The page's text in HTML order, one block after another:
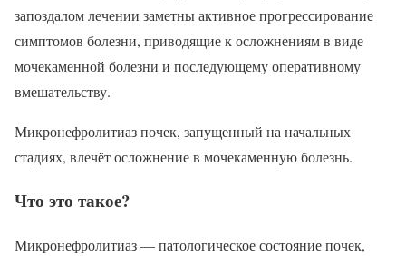
запоздалом лечении заметны активное прогрессирование
симптомов болезни, приводящие к осложнениям в виде
мочекаменной болезни и последующему оперативному
вмешательству.
Микронефролитиаз почек, запущенный на начальных
стадиях, влечёт осложнение в мочекаменную болезнь.
Что это такое?
Микронефролитиаз — патологическое состояние почек,